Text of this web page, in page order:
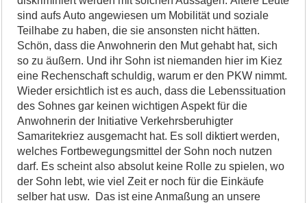
sind aufs Auto angewiesen um Mobilität und soziale
Teilhabe zu haben, die sie ansonsten nicht hätten.
Schön, dass die Anwohnerin den Mut gehabt hat, sich
so zu äußern. Und ihr Sohn ist niemanden hier im Kiez
eine Rechenschaft schuldig, warum er den PKW nimmt.
Wieder ersichtlich ist es auch, dass die Lebenssituation
des Sohnes gar keinen wichtigen Aspekt für die
Anwohnerin der Initiative Verkehrsberuhigter
Samaritekriez ausgemacht hat. Es soll diktiert werden,
welches Fortbewegungsmittel der Sohn noch nutzen
darf. Es scheint also absolut keine Rolle zu spielen, wo
der Sohn lebt, wie viel Zeit er noch für die Einkäufe
selber hat usw.
Das ist eine Anmaßung an unsere